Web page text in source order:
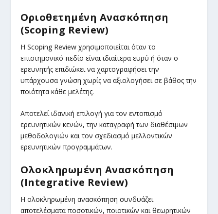
Οριοθετημένη Ανασκόπηση
(Scoping Review)
Η Scoping Review χρησιμοποιείται όταν το
επιστημονικό πεδίο είναι ιδιαίτερα ευρύ ή όταν ο
ερευνητής επιδιώκει να χαρτογραφήσει την
υπάρχουσα γνώση χωρίς να αξιολογήσει σε βάθος την
ποιότητα κάθε μελέτης.
Αποτελεί ιδανική επιλογή για τον εντοπισμό
ερευνητικών κενών, την καταγραφή των διαθέσιμων
μεθοδολογιών και τον σχεδιασμό μελλοντικών
ερευνητικών προγραμμάτων.
Ολοκληρωμένη Ανασκόπηση
(Integrative Review)
Η ολοκληρωμένη ανασκόπηση συνδυάζει
αποτελέσματα ποσοτικών, ποιοτικών και θεωρητικών